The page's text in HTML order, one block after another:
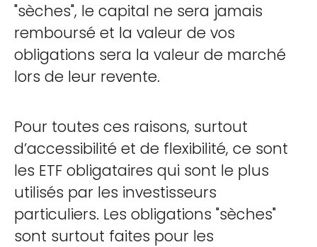
"sèches", le capital ne sera jamais
remboursé et la valeur de vos
obligations sera la valeur de marché
lors de leur revente.
Pour toutes ces raisons, surtout
d’accessibilité et de flexibilité, ce sont
les ETF obligataires qui sont le plus
utilisés par les investisseurs
particuliers. Les obligations "sèches"
sont surtout faites pour les